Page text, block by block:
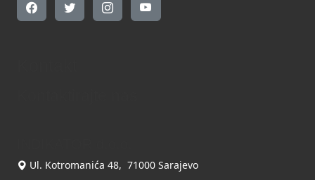
Ul. Kotromanića 48, 71000 Sarajevo